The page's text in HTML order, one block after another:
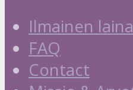
Ilmainen
FAQ
Contact